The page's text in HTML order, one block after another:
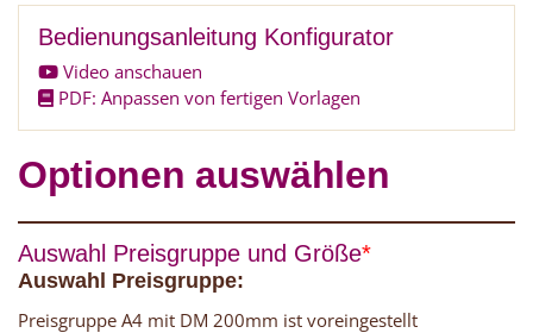
Bedienungsanleitung Konfigurator
Video anschauen
PDF: Anpassen von fertigen Vorlagen
Optionen auswählen
*
Auswahl Preisgruppe und Größe
Auswahl Preisgruppe:
Preisgruppe A4 mit DM 200mm ist voreingestellt